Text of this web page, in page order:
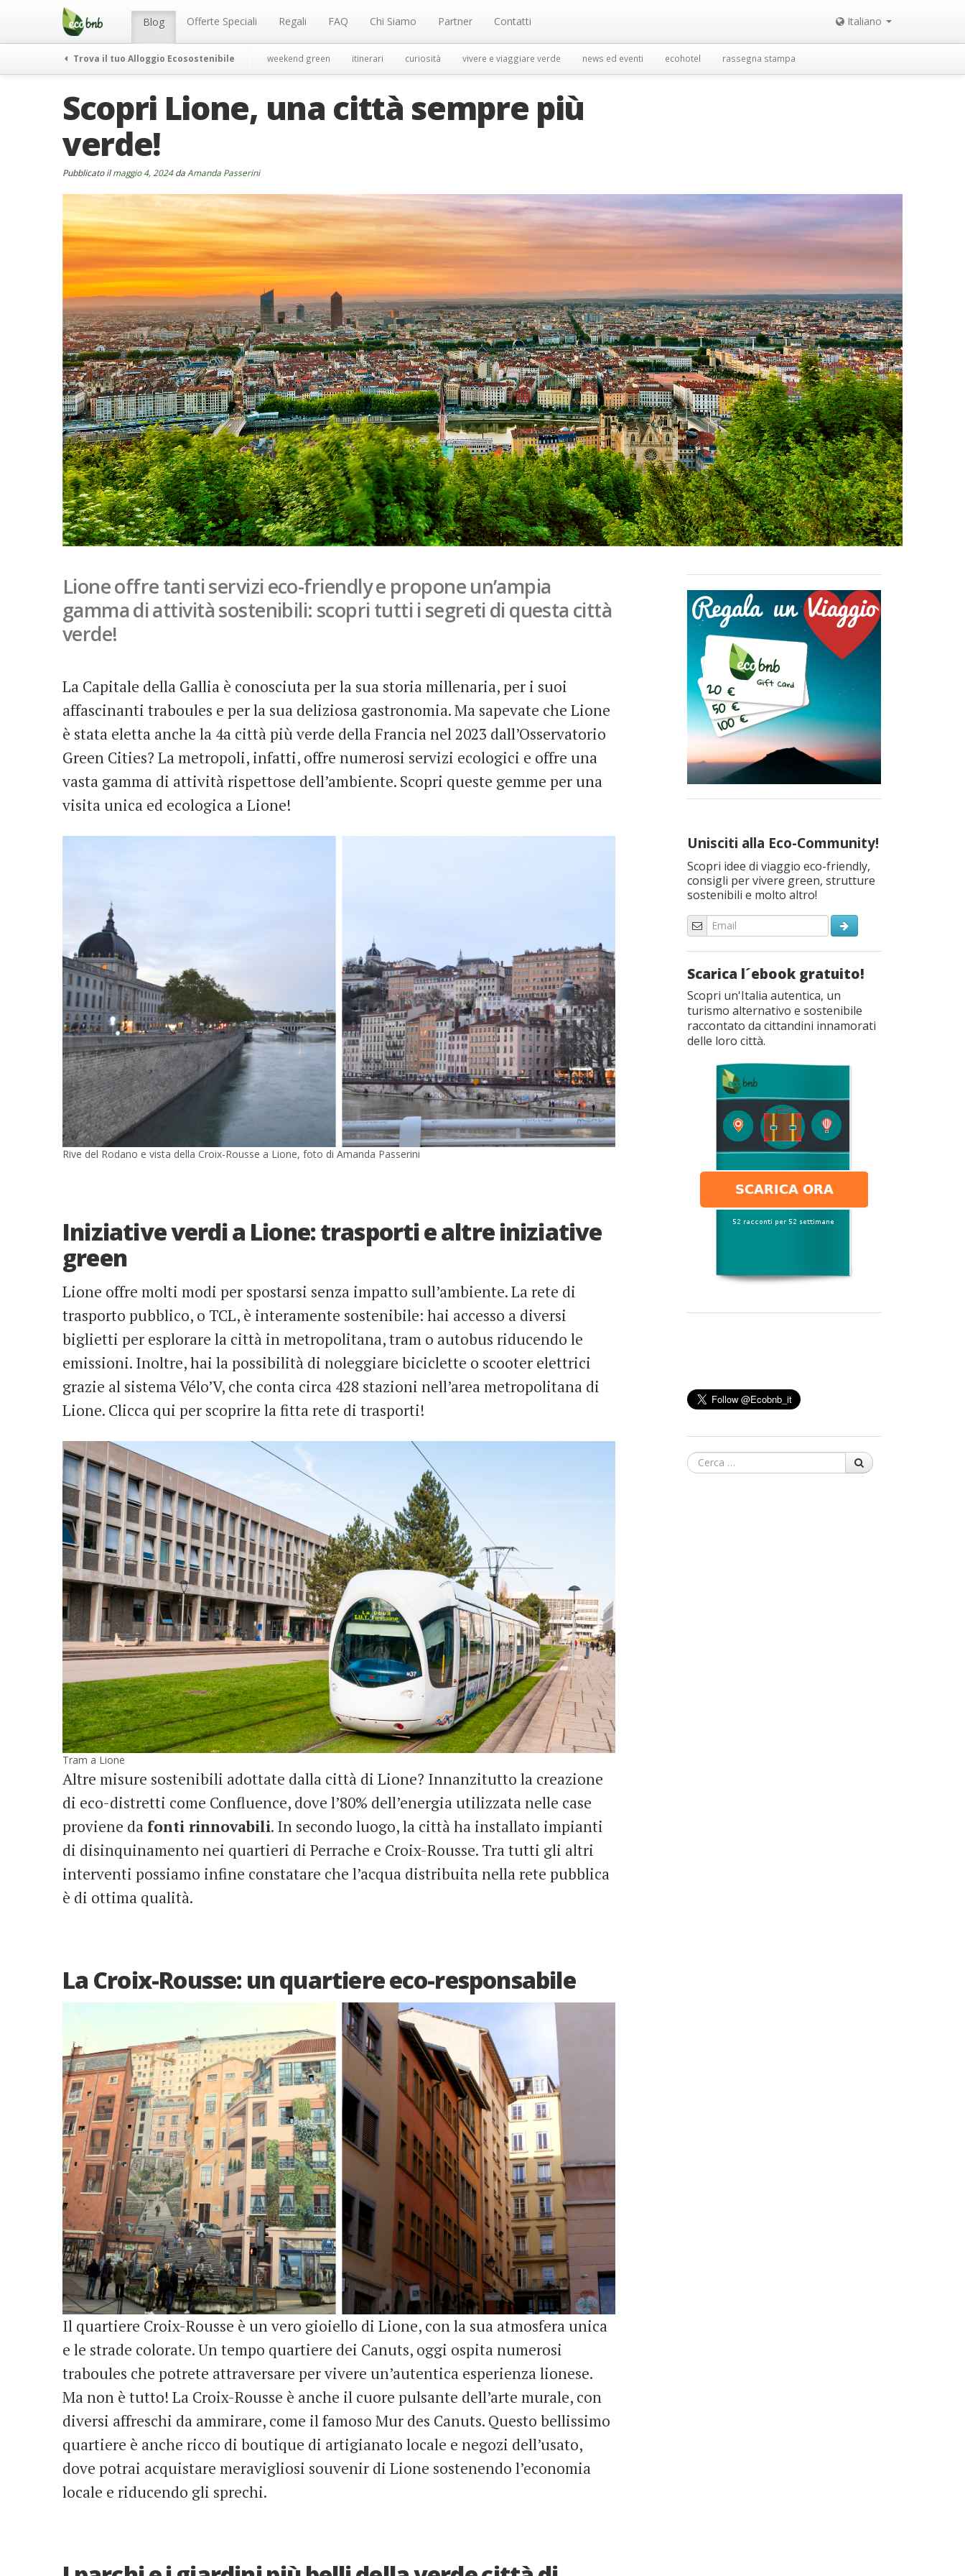
Menu Blog Offerte Speciali Regali FAQ Chi Siamo Partner Contatti Italiano
Trova il tuo Alloggio Ecosostenibile weekend green itinerari curiosità vivere e viaggiare verde news ed eventi ecohotel rassegna stampa
Scopri Lione, una città sempre più
verde!
Pubblicato ilmaggio 4, 2024da Amanda Passerini
Lione offre tanti servizi eco-friendly e propone un’ampia
gamma di attività sostenibili: scopri tutti i segreti di questa città
verde!
La Capitale della Gallia è conosciuta per la sua storia millenaria, per i suoi
affascinanti traboules e per la sua deliziosa gastronomia. Ma sapevate che Lione
è stata eletta anche la 4a città più verde della Francia nel 2023 dall’Osservatorio
Green Cities? La metropoli, infatti, offre numerosi servizi ecologici e offre una
vasta gamma di attività rispettose dell’ambiente. Scopri queste gemme per una
visita unica ed ecologica a Lione!
Rive del Rodano e vista della Croix-Rousse a Lione, foto di Amanda Passerini
Iniziative verdi a Lione: trasporti e altre iniziative
green
Lione offre molti modi per spostarsi senza impatto sull’ambiente. La rete di
trasporto pubblico, o TCL, è interamente sostenibile: hai accesso a diversi
biglietti per esplorare la città in metropolitana, tram o autobus riducendo le
emissioni. Inoltre, hai la possibilità di noleggiare biciclette o scooter elettrici
grazie al sistema Vélo’V, che conta circa 428 stazioni nell’area metropolitana di
Lione. Clicca qui per scoprire la fitta rete di trasporti!
Tram a Lione
Altre misure sostenibili adottate dalla città di Lione? Innanzitutto la creazione
di eco-distretti come Confluence, dove l’80% dell’energia utilizzata nelle case
proviene da fonti rinnovabili. In secondo luogo, la città ha installato impianti
di disinquinamento nei quartieri di Perrache e Croix-Rousse. Tra tutti gli altri
interventi possiamo infine constatare che l’acqua distribuita nella rete pubblica
è di ottima qualità.
La Croix-Rousse: un quartiere eco-responsabile
Il quartiere Croix-Rousse è un vero gioiello di Lione, con la sua atmosfera unica
e le strade colorate. Un tempo quartiere dei Canuts, oggi ospita numerosi
traboules che potrete attraversare per vivere un’autentica esperienza lionese.
Ma non è tutto! La Croix-Rousse è anche il cuore pulsante dell’arte murale, con
diversi affreschi da ammirare, come il famoso Mur des Canuts. Questo bellissimo
quartiere è anche ricco di boutique di artigianato locale e negozi dell’usato,
dove potrai acquistare meravigliosi souvenir di Lione sostenendo l’economia
locale e riducendo gli sprechi.
Unisciti alla Eco-Community!
Scopri idee di viaggio eco-friendly,
consigli per vivere green, strutture
sostenibili e molto altro!
Scarica l´ebook gratuito!
Scopri un'Italia autentica, un
turismo alternativo e sostenibile
raccontato da cittandini innamorati
delle loro città.
Cerca